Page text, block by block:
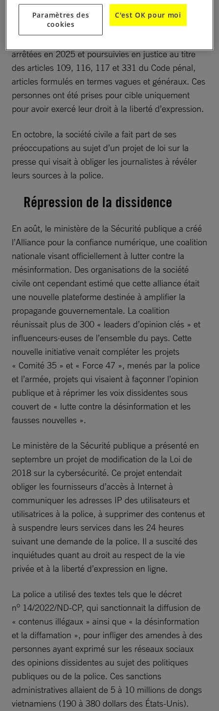
Au moins 43 personnes (des militant·e·s, des
arrêtées en 2025 et poursuivies en justice au titre
des articles 109, 116, 117 et 331 du Code pénal,
articles formulés en termes vagues et généraux. Ces
personnes ont été prises pour cible uniquement
pour avoir exercé leur droit à la liberté d’expression.
En octobre, la société civile a fait part de ses
préoccupations au sujet d’un projet de loi sur la
presse qui visait à obliger les journalistes à révéler
leurs sources à la police.
Répression de la dissidence
En août, le ministère de la Sécurité publique a créé
l’Alliance pour la confiance numérique, une coalition
nationale visant officiellement à lutter contre la
mésinformation. Des organisations de la société
civile ont cependant estimé que cette alliance était
une nouvelle plateforme destinée à amplifier la
propagande gouvernementale. La coalition
réunissait plus de 300 « leaders d’opinion clés » et
influenceurs·euses de l’ensemble du pays. Cette
nouvelle initiative venait compléter les projets
« Comité 35 » et « Force 47 », menés par la police
et l’armée, projets qui visaient à façonner l’opinion
publique et à réprimer les voix dissidentes sous
couvert de « lutte contre la désinformation et les
fausses nouvelles ».
Le ministère de la Sécurité publique a présenté en
septembre un projet de modification de la Loi de
2018 sur la cybersécurité. Ce projet entendait
obliger les fournisseurs d’accès à Internet à
communiquer les adresses IP des utilisateurs et
utilisatrices à la police, à supprimer des contenus et
à suspendre leurs services dans les 24 heures
suivant une demande de la police. Il a suscité des
inquiétudes quant au droit au respect de la vie
privée et à la liberté d’expression en ligne.
La police a utilisé des textes tels que le décret
no 14/2022/ND-CP, qui sanctionnait la diffusion de
« contenus illégaux » ainsi que « la désinformation
et la diffamation », pour infliger des amendes à des
personnes ayant exprimé sur les réseaux sociaux
des opinions dissidentes au sujet des politiques
publiques ou de la police. Ces sanctions
administratives allaient de 5 à 10 millions de dongs
vietnamiens (190 à 380 dollars des États-Unis).
Paramètres des
cookies
C'est OK pour moi